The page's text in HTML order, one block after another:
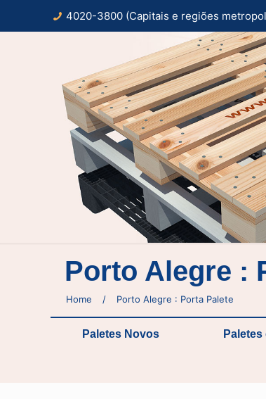
4020-3800 (Capitais e regiões
Porto Alegre :
Home / Porto Alegre : Porta Palete
Paletes Novos